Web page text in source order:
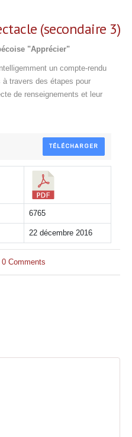
(secondaire 3)
"Apprécier"
un compte-rendu
travers des étapes pour
de renseignements et leur
TÉLÉCHARGER
6765
22 décembre 2016
0 Comments